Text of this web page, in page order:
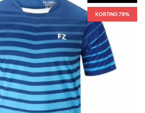
KORTING 78%
KORTING 78%
KORTING 78%
KORTING 78%